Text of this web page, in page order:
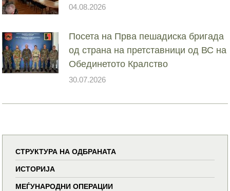
04.08.2026
Посета на Прва пешадиска бригада
од страна на претставници од ВС на
Обединетото Кралство
30.07.2026
СТРУКТУРА НА ОДБРАНАТА
ИСТОРИЈА
МЕЃУНАРОДНИ ОПЕРАЦИИ